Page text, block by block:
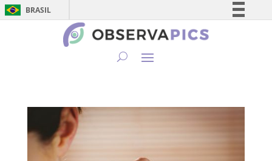
BRASIL
Simplifique!